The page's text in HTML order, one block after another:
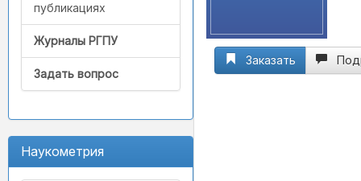
публикациях
Журналы РГПУ
Задать вопрос
Наукометрия
Заказать